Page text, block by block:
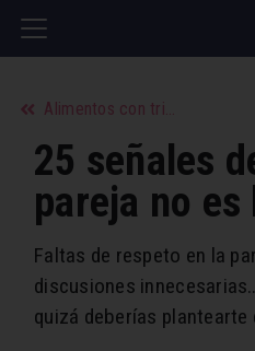
Alimentos con triptófano, ¿qué comer para aumentar la felicidad?
25 señales
pareja no
Faltas de respeto en la
discusiones
quizá deberías plantearte